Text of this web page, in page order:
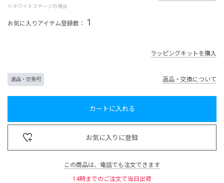
※ホワイトステージの場合
お気に入りアイテム登録数： 1
ラッピングキットを購入
返品・交換可 返品・交換について
カートに入れる
お気に入りに登録
この商品は、電話でも注文できます
14時までのご注文で当日出荷